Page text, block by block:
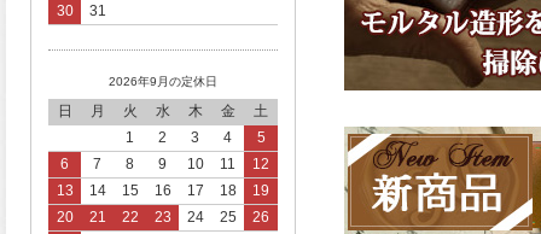
30
31
2026年9月の定休日
日 月 火 水 木 金
土
1
2 3 4
5
6
7 8 9 10 11
12
13
14 15 16 17 18
19
20
21 22 23 24 25
26